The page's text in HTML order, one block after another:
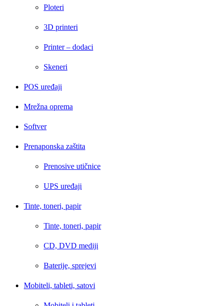
Ploteri
3D printeri
Printer – dodaci
Skeneri
POS uređaji
Mrežna oprema
Softver
Prenaponska zaštita
Prenosive utičnice
UPS uređaji
Tinte, toneri, papir
Tinte, toneri, papir
CD, DVD mediji
Baterije, sprejevi
Mobiteli, tableti, satovi